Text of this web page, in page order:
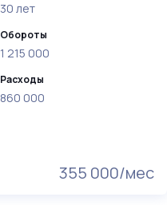
355 000/мес
30 лет
Обороты
1 215 000
Расходы
860 000